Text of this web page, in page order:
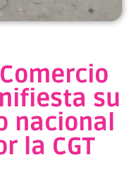
su
nacional
la CGT